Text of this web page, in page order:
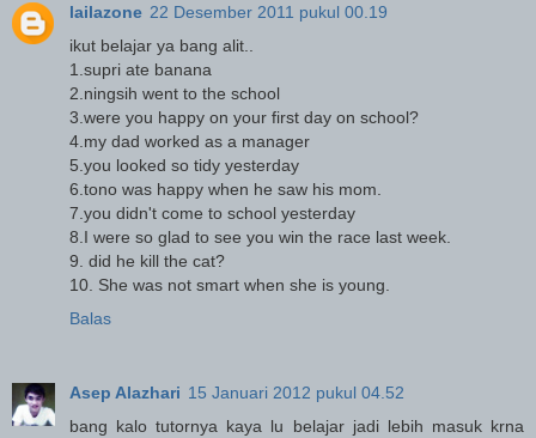
lailazone 22 Desember 2011 pukul 00.19
ikut belajar ya bang alit..
1.supri ate banana
2.ningsih went to the school
3.were you happy on your first day on school?
4.my dad worked as a manager
5.you looked so tidy yesterday
6.tono was happy when he saw his mom.
7.you didn't come to school yesterday
8.I were so glad to see you win the race last week.
9. did he kill the cat?
10. She was not smart when she is young.
Balas
Asep Alazhari 15 Januari 2012 pukul 04.52
bang kalo tutornya kaya lu belajar jadi lebih masuk krna